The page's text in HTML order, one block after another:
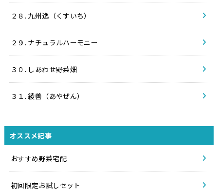
２８. 九州逸（くすいち）
２９. ナチュラルハーモニー
３０. しあわせ野菜畑
３１. 綾善（あやぜん）
オススメ記事
おすすめ野菜宅配
初回限定お試しセット